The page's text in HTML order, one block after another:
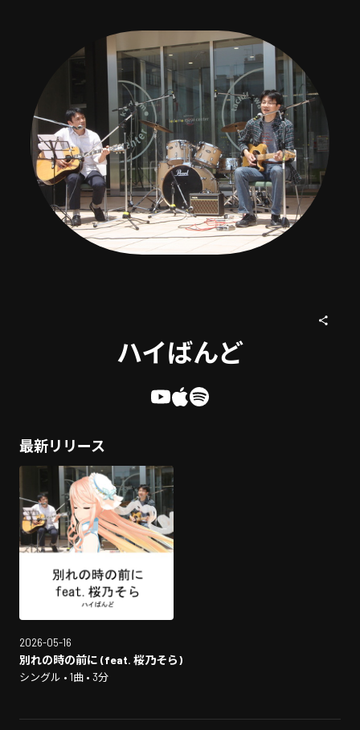
ハイばんど
最新リリース
2026-05-16
別れの時の前に (feat. 桜乃そら)
シングル • 1曲 • 3分